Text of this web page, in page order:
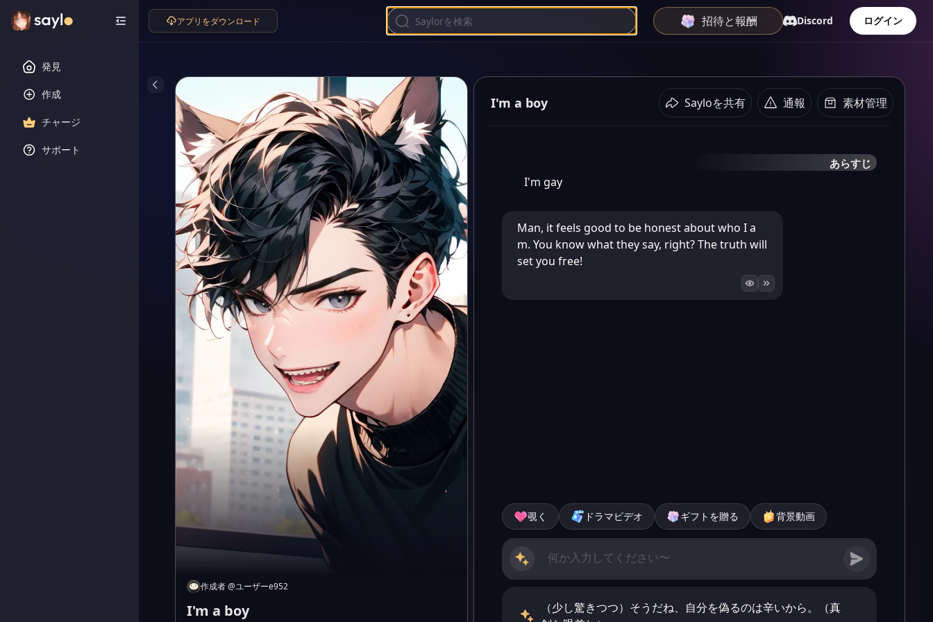
発見
作成
チャージ
サポート
アプリをダウンロード 招待と報酬 Discord ログイン
作成者@ユーザーe952
I'm a boy
I'm a boy Sayloを共有 通報 素材管理
あらすじ
I'm gay
Man, it feels good to be honest about who I a
m. You know what they say, right? The truth will
set you free!
覗く ドラマビデオ ギフトを贈る 背景動画
（少し驚きつつ）そうだね、自分を偽るのは辛いから。（真